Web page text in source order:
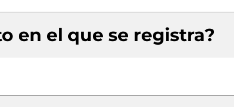
en el que se registra?